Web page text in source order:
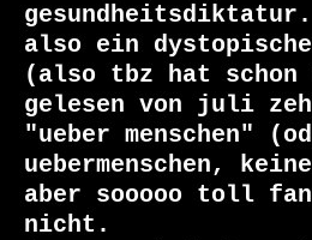
gesundheitsdiktatur.
also ein
(also tbz hat schon
gelesen von juli
"ueber menschen"
uebermenschen,
aber sooooo toll
nicht.